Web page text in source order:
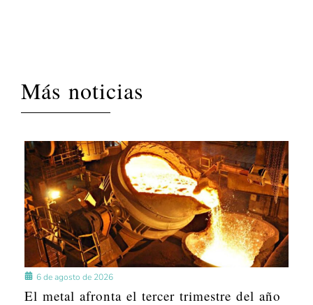
Más noticias
6 de agosto de 2026
El metal afronta el tercer trimestre del año